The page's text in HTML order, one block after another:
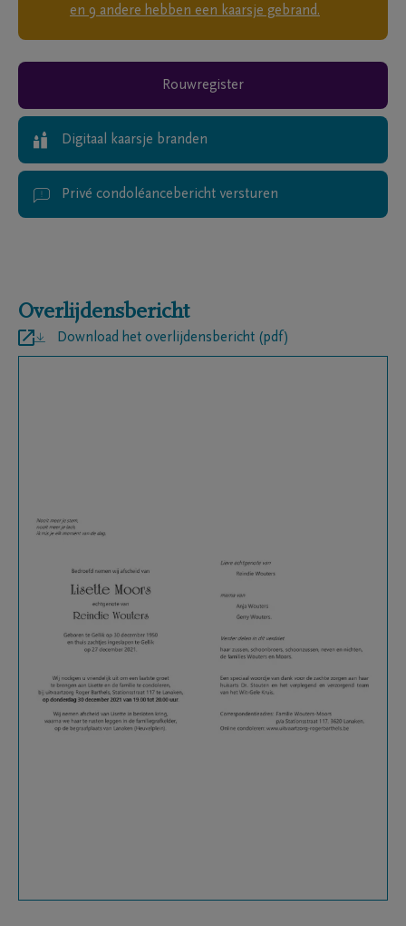
en 9 andere hebben een kaarsje gebrand.
Rouwregister
Digitaal kaarsje branden
Privé condoléancebericht versturen
Overlijdensbericht
Download het overlijdensbericht (pdf)